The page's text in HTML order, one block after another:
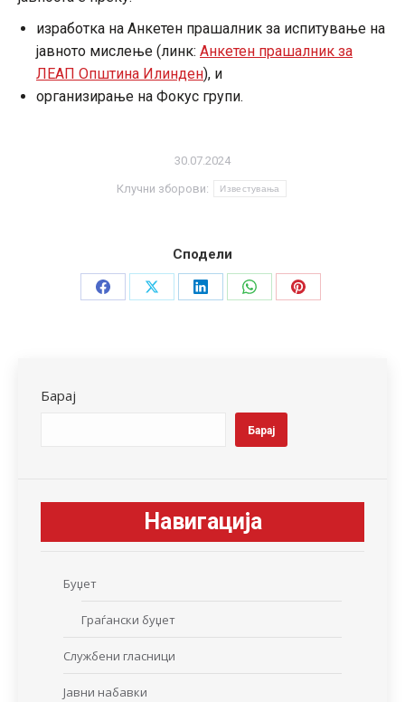
изработка на Анкетен прашалник за испитување на
јавното мислење (линк: Анкетен прашалник за
ЛЕАП Општина Илинден), и
организирање на Фокус групи.
30.07.2024
Клучни зборови: Известувања
Сподели
Share
Share
Share
Share
Share
Барај
Барај
Навигација
Буџет
Граѓански буџет
Службени гласници
Јавни набавки